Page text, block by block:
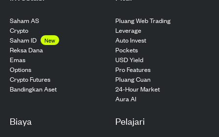
Saham AS
Crypto
Saham ID
New
Reksa Dana
Emas
Options
Crypto Futures
Bandingkan Aset
Pluang Web Trading
Leverage
Auto Invest
Pockets
USD Yield
Pro Features
Pluang Cuan
24-Hour Market
Aura AI
Biaya Pelajari